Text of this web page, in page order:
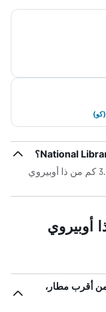
National Library في كولكاتا على بعد 3.6 كم من ذا أوبيروي
أوبيروي
من أقرب مطار،